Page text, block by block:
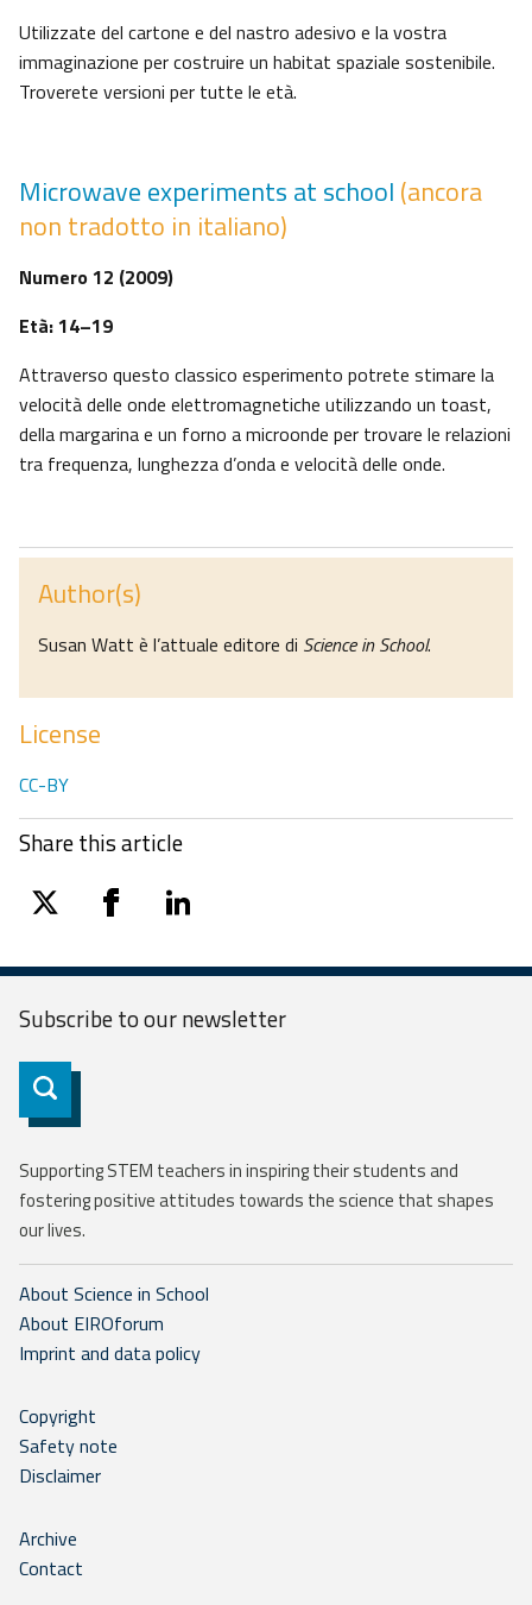
Utilizzate del cartone e del nastro adesivo e la vostra
immaginazione per costruire un habitat spaziale sostenibile.
Troverete versioni per tutte le età.
Microwave experiments at school (ancora
non tradotto in italiano)
Numero 12 (2009)
Età: 14–19
Attraverso questo classico esperimento potrete stimare la
velocità delle onde elettromagnetiche utilizzando un toast,
della margarina e un forno a microonde per trovare le relazioni
tra frequenza, lunghezza d’onda e velocità delle onde.
Author(s)
Susan Watt è l’attuale editore di Science in School.
License
CC-BY
Share this article
twitter facebooklinkedin
Subscribe to ournewsletter
Subscribe
Supporting STEM teachers in inspiring their students and
fostering positive attitudes towards the science that shapes
our lives.
About Science in School
About EIROforum
Imprint and data policy
Copyright
Safety note
Disclaimer
Archive
Contact